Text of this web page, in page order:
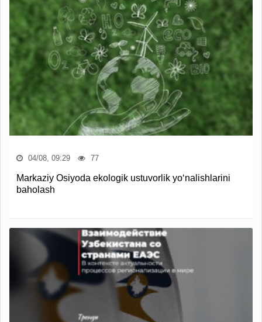
04/08, 09:29 77
Markaziy Osiyoda ekologik ustuvorlik yo‘nalishlarini
baholash